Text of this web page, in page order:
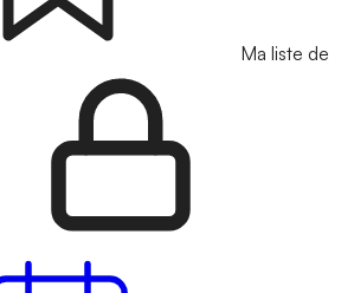
Ma liste de